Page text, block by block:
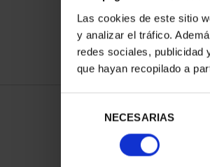
Las cookies de este sitio
y analizar el tráfico.
redes sociales, publicidad
que hayan recopilado a
consentimiento
NECESARIAS